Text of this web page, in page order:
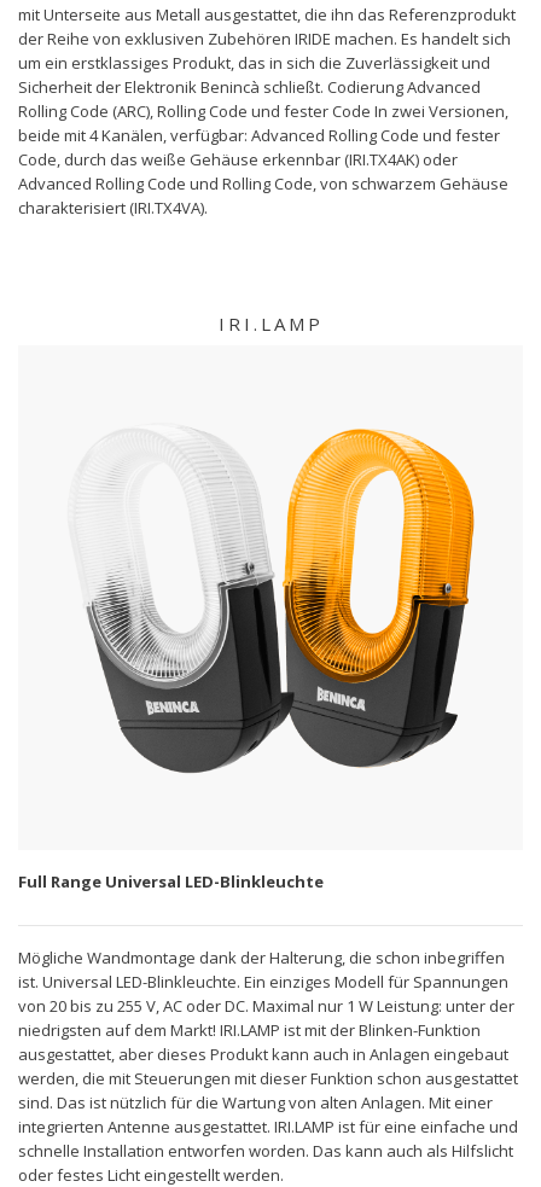
mit Unterseite aus Metall ausgestattet, die ihn das Referenzprodukt
der Reihe von exklusiven Zubehören IRIDE machen. Es handelt sich
um ein erstklassiges Produkt, das in sich die Zuverlässigkeit und
Sicherheit der Elektronik Benincà schließt. Codierung Advanced
Rolling Code (ARC), Rolling Code und fester Code In zwei Versionen,
beide mit 4 Kanälen, verfügbar: Advanced Rolling Code und fester
Code, durch das weiße Gehäuse erkennbar (IRI.TX4AK) oder
Advanced Rolling Code und Rolling Code, von schwarzem Gehäuse
charakterisiert (IRI.TX4VA).
IRI.LAMP
Full Range Universal LED-Blinkleuchte
Mögliche Wandmontage dank der Halterung, die schon inbegriffen
ist. Universal LED-Blinkleuchte. Ein einziges Modell für Spannungen
von 20 bis zu 255 V, AC oder DC. Maximal nur 1 W Leistung: unter der
niedrigsten auf dem Markt! IRI.LAMP ist mit der Blinken-Funktion
ausgestattet, aber dieses Produkt kann auch in Anlagen eingebaut
werden, die mit Steuerungen mit dieser Funktion schon ausgestattet
sind. Das ist nützlich für die Wartung von alten Anlagen. Mit einer
integrierten Antenne ausgestattet. IRI.LAMP ist für eine einfache und
schnelle Installation entworfen worden. Das kann auch als Hilfslicht
oder festes Licht eingestellt werden.